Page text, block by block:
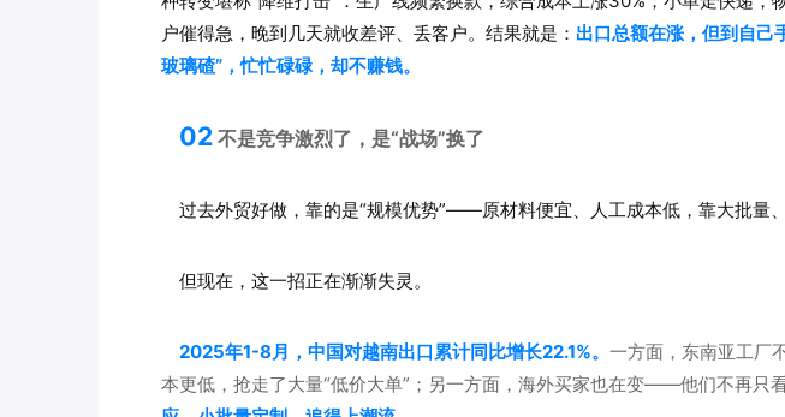
户催得急，晚到几天就收差评、丢客户。结果就是： 出口总额在涨，但到自己
玻璃碴”，忙忙碌碌，却不赚钱。
02 不是竞争激烈了，是“战场”换了
过去外贸好做，靠的是“规模优势”——原材料便宜、人工成本低，靠大批量、
但现在，这一招正在渐渐失灵。
2025年1-8月，中国对越南出口累计同比增长22.1%。 一方面，东南亚工厂
本更低，抢走了大量“低价大单”；另一方面，海外买家也在变——他们不再只